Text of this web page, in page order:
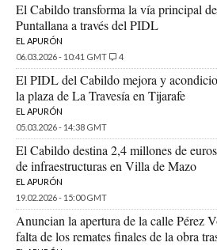
El Cabildo transforma la vía principal
Puntallana a través del PIDL
EL APURÓN
06.03.2026 - 10:41 GMT
4
El PIDL del Cabildo mejora y
la plaza de La Travesía en Tijarafe
EL APURÓN
05.03.2026 - 14:38 GMT
El Cabildo destina 2,4 millones de
de infraestructuras en Villa de Mazo
EL APURÓN
19.02.2026 - 15:00 GMT
Anuncian la apertura de la calle Pérez
falta de los remates finales de la obra